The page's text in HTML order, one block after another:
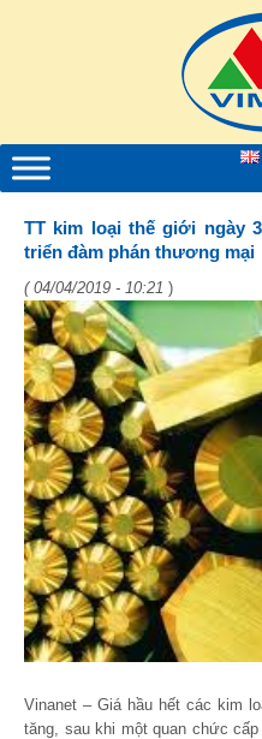
TT kim loại thế giới ngày
triển đàm phán thương mại
( 04/04/2019 - 10:21 )
Vinanet – Giá hầu hết các kim
tăng, sau khi một quan chức